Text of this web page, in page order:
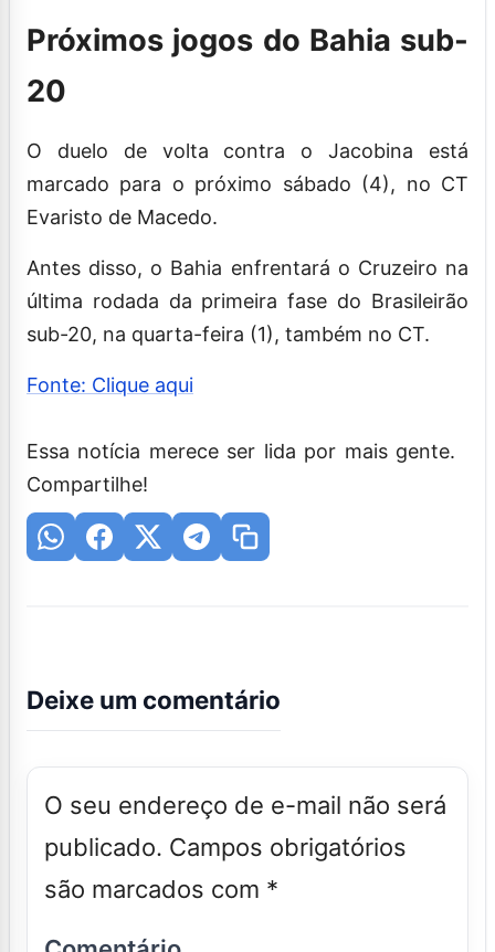
Próximos jogos do Bahia sub-
20
O duelo de volta contra o Jacobina está
marcado para o próximo sábado (4), no CT
Evaristo de Macedo.
Antes disso, o Bahia enfrentará o Cruzeiro na
última rodada da primeira fase do Brasileirão
sub-20, na quarta-feira (1), também no CT.
Fonte: Clique aqui
Essa notícia merece ser lida por mais gente.
Compartilhe!
Deixe um comentário
O seu endereço de e-mail não será
publicado. Campos obrigatórios
são marcados com *